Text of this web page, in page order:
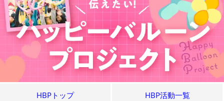
HBPトップ HBP活動一覧